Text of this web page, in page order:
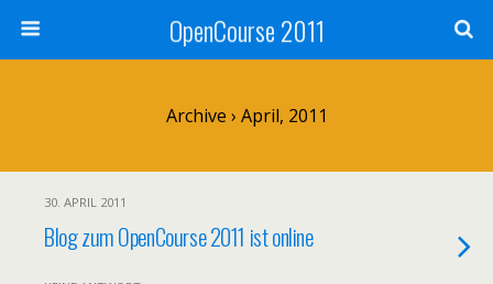
OpenCourse 2011
Archive › April, 2011
30. APRIL 2011
Blog zum OpenCourse 2011 ist online